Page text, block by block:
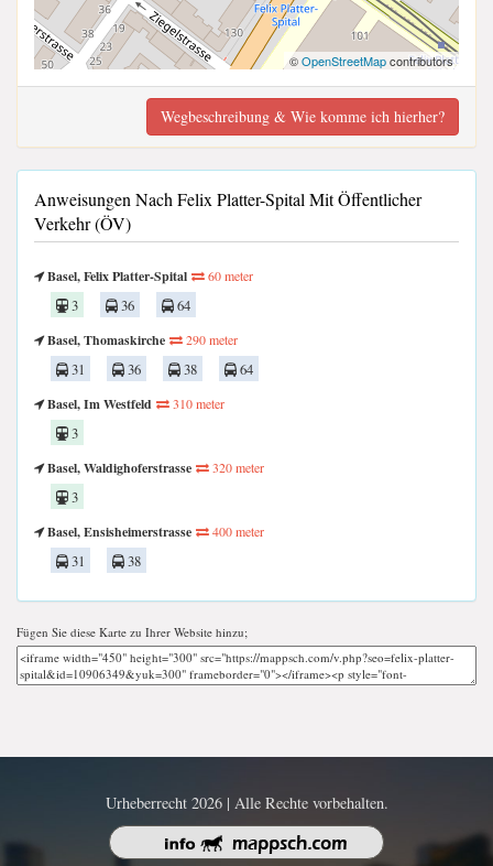
©OpenStreetMapcontributors
Wegbeschreibung & Wie komme ich hierher?
Anweisungen Nach Felix Platter-Spital Mit Öffentlicher
Verkehr (ÖV)
Basel, Felix Platter-Spital 60 meter
3 36
64
Basel, Thomaskirche
290 meter
31 36 38
64
Basel, Im Westfeld
310 meter
3
Basel, Waldighoferstrasse
320 meter
3
Basel, Ensisheimerstrasse
400 meter
31 38
Fügen Sie diese Karte zu Ihrer Website hinzu;
Urheberrecht 2026 | Alle Rechte vorbehalten.